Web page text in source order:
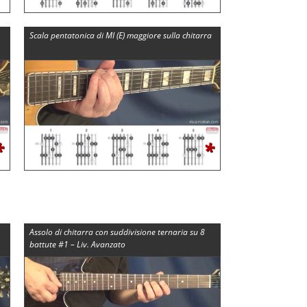
Scala pentatonica di MI (E) maggiore sulla chitarra
*
Assolo di chitarra con suddivisione ternaria su 8
battute #1 – Liv. Avanzato